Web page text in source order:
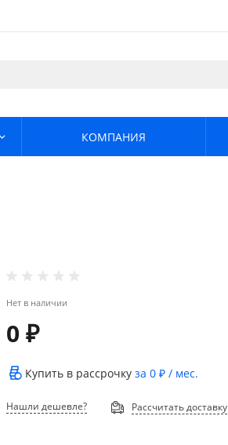
КОМПАНИЯ
Нет в наличии
0 ₽
Купить в рассрочкуза0 ₽ / мес.
Нашли дешевле? Рассчитать доставку